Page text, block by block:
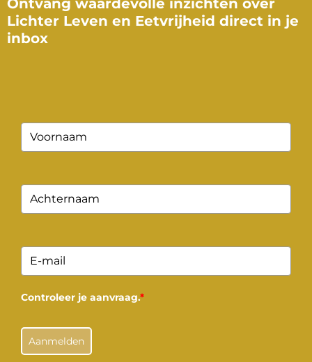
Lichter Leven en Eetvrijheid direct in je
inbox
Controleer je aanvraag.*
Aanmelden